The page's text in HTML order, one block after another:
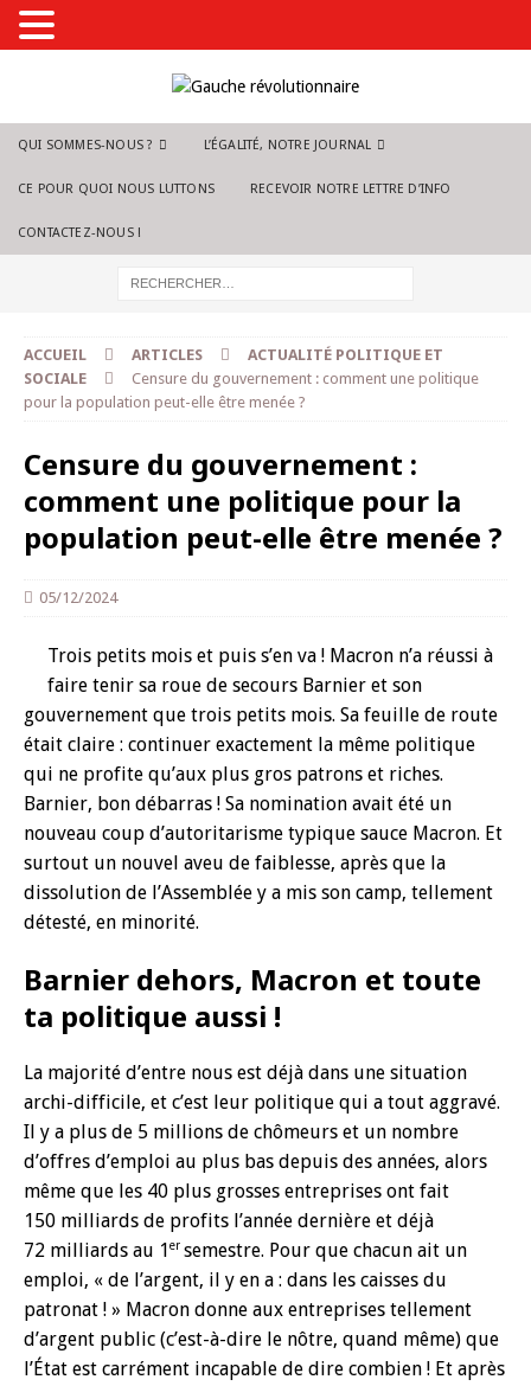
QUI SOMMES-NOUS ? L’ÉGALITÉ, NOTRE JOURNAL
CE POUR QUOI NOUS LUTTONS RECEVOIR NOTRE LETTRE D’INFO
CONTACTEZ-NOUS !
ACCUEIL ARTICLES
ACTUALITÉ POLITIQUE ET
SOCIALE
Censure du gouvernement : comment une politique
pour la population peut-elle être menée ?
Censure du gouvernement :
comment une politique pour la
population peut-elle être menée ?
05/12/2024
Trois petits mois et puis s’en va ! Macron n’a réussi à
faire tenir sa roue de secours Barnier et son
gouvernement que trois petits mois. Sa feuille de route
était claire : continuer exactement la même politique
qui ne profite qu’aux plus gros patrons et riches.
Barnier, bon débarras ! Sa nomination avait été un
nouveau coup d’autoritarisme typique sauce Macron. Et
surtout un nouvel aveu de faiblesse, après que la
dissolution de l’Assemblée y a mis son camp, tellement
détesté, en minorité.
Barnier dehors, Macron et toute
ta politique aussi !
La majorité d’entre nous est déjà dans une situation
archi-difficile, et c’est leur politique qui a tout aggravé.
Il y a plus de 5 millions de chômeurs et un nombre
d’offres d’emploi au plus bas depuis des années, alors
même que les 40 plus grosses entreprises ont fait
150 milliards de profits l’année dernière et déjà
72 milliards au 1er semestre. Pour que chacun ait un
emploi, « de l’argent, il y en a : dans les caisses du
patronat ! » Macron donne aux entreprises tellement
d’argent public (c’est-à-dire le nôtre, quand même) que
l’État est carrément incapable de dire combien ! Et après